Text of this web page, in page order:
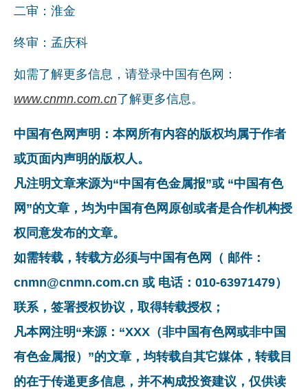
行情报价
数字报
二审：淮金
终审：孟庆科
如需了解更多信息，请登录中国有色网：
www.cnmn.com.cn了解更多信息。
中国有色网声明：本网所有内容的版权均属于作者
或页面内声明的版权人。
凡注明文章来源为“中国有色金属报”或 “中国有色
网”的文章，均为中国有色网原创或者是合作机构授
权同意发布的文章。
如需转载，转载方必须与中国有色网（ 邮件：
cnmn@cnmn.com.cn 或 电话：010-63971479）
联系，签署授权协议，取得转载授权；
凡本网注明“来源：“XXX（非中国有色网或非中国
有色金属报）”的文章，均转载自其它媒体，转载目
的在于传递更多信息，并不构成投资建议，仅供读